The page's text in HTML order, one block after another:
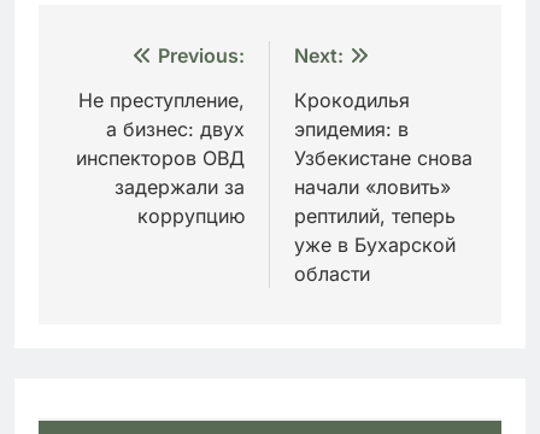
Навигация
по
записям
Previous:
Не преступление,
а бизнес: двух
инспекторов ОВД
задержали за
коррупцию
Next:
Крокодилья
эпидемия: в
Узбекистане снова
начали «ловить»
рептилий, теперь
уже в Бухарской
области